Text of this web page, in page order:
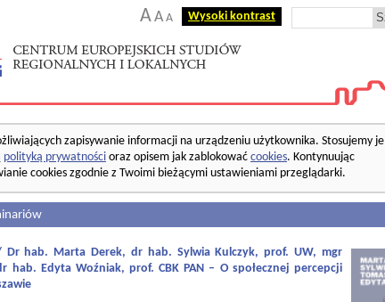
AA A Wysoki kontrast
zapisywanie informacji na urządzeniu użytkownika. Stosujemy je
polityką prywatności oraz opisem jak zablokować cookies. Kontynuując
cookies zgodnie z Twoimi bieżącymi ustawieniami przeglądarki.
hab. Marta Derek, dr hab. Sylwia Kulczyk, prof. UW, mgr
hab. Edyta Woźniak, prof. CBK PAN – O społecznej percepcji